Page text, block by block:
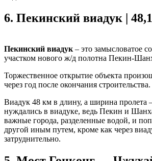
6. Пекинский виадук |
Пекинский виадук – это замысловатое
участком нового ж/д полотна Пекин-
Торжественное открытие объекта
через год после окончания строительства.
Виадук 48 км в длину, а ширина пролета
нуждались в виадуке, ведь Пекин и
важные города, разделенные водой, и
другой иным путем, кроме как через
затруднительно.